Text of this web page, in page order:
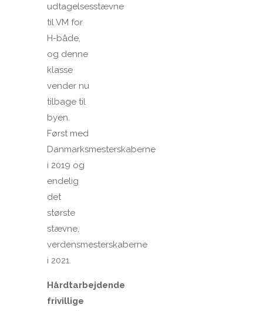
udtagelsesstævne
til VM for
H-både,
og denne
klasse
vender nu
tilbage til
byen.
Først med
Danmarksmesterskaberne
i 2019 og
endelig
det
største
stævne,
verdensmesterskaberne
i 2021.
Hårdtarbejdende
frivillige